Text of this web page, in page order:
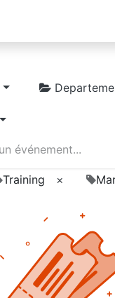
Training ×